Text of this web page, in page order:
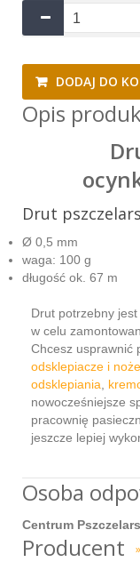
DODAJ DO
Opis
Drut
Ø 0,5 mm
waga: 100 g
długość ok. 67 m
Drut potrzebny
w celu
Chcesz usprawnić
odsklepiacze i
odsklepiania
nowocześniejsze
pracownię
jeszcze lepiej
Osoba
Centrum
Producent »